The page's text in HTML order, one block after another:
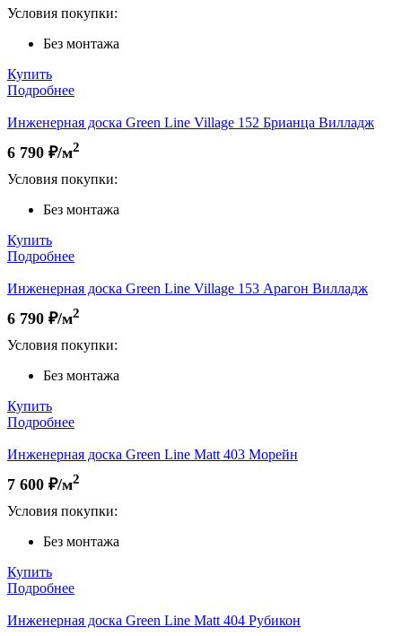
Условия покупки:
Без монтажа
Купить
Подробнее
Инженерная доска Green Line Village 152 Брианца Вилладж
6 790 ₽/м2
Условия покупки:
Без монтажа
Купить
Подробнее
Инженерная доска Green Line Village 153 Арагон Вилладж
6 790 ₽/м2
Условия покупки:
Без монтажа
Купить
Подробнее
Инженерная доска Green Line Matt 403 Морейн
7 600 ₽/м2
Условия покупки:
Без монтажа
Купить
Подробнее
Инженерная доска Green Line Matt 404 Рубикон